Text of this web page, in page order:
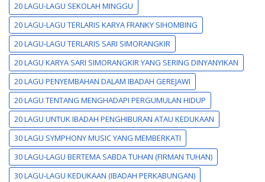
20 LAGU-LAGU SEKOLAH MINGGU
20 LAGU-LAGU TERLARIS KARYA FRANKY SIHOMBING
20 LAGU-LAGU TERLARIS SARI SIMORANGKIR
20 LAGU KARYA SARI SIMORANGKIR YANG SERING DINYANYIKAN
20 LAGU PENYEMBAHAN DALAM IBADAH GEREJAWI
20 LAGU TENTANG MENGHADAPI PERGUMULAN HIDUP
20 LAGU UNTUK IBADAH PENGHIBURAN ATAU KEDUKAAN
30 LAGU SYMPHONY MUSIC YANG MEMBERKATI
30 LAGU-LAGU BERTEMA SABDA TUHAN (FIRMAN TUHAN)
30 LAGU-LAGU KEDUKAAN (IBADAH PERKABUNGAN)